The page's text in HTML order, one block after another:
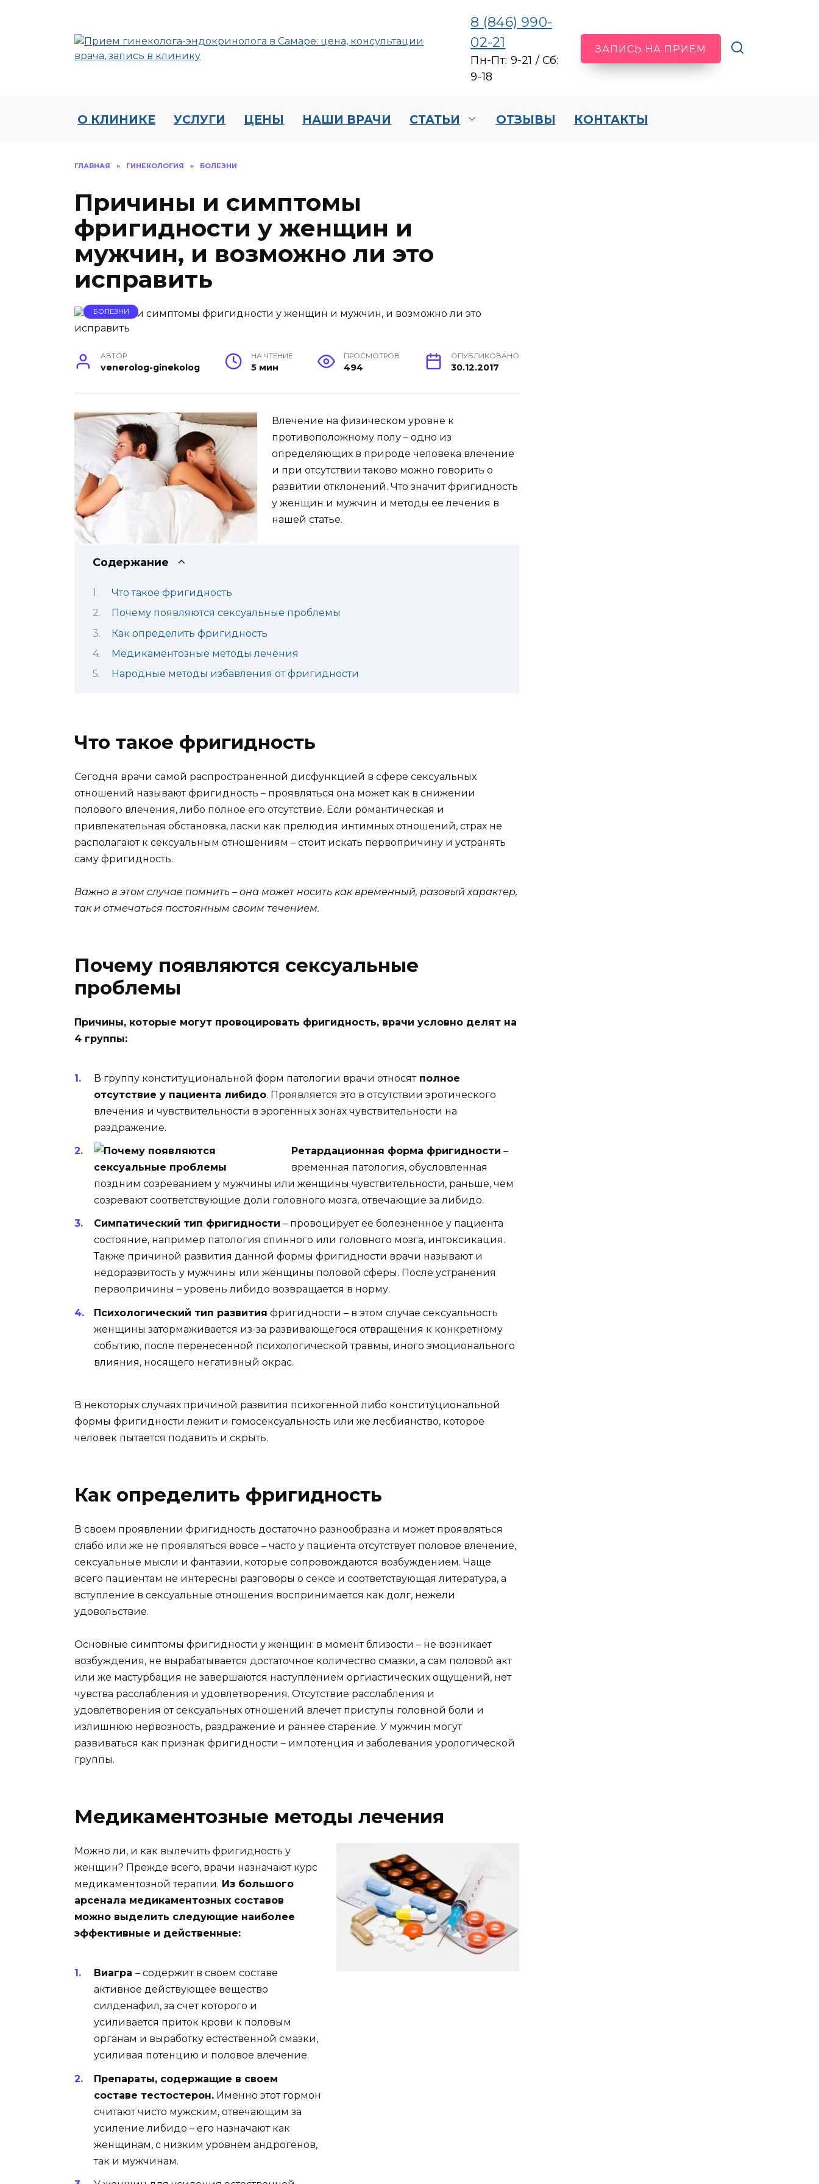
8 (846) 990-
02-21
Пн-Пт: 9-21 / Сб:
9-18
ЗАПИСЬ НА ПРИЕМ
О КЛИНИКЕ УСЛУГИ ЦЕНЫ НАШИ ВРАЧИ СТАТЬИ ОТЗЫВЫ КОНТАКТЫ
ГЛАВНАЯ » ГИНЕКОЛОГИЯ » БОЛЕЗНИ
Причины и симптомы
фригидности у женщин и
мужчин, и возможно ли это
исправить
БОЛЕЗНИ
АВТОР
venerolog-ginekolog
НА ЧТЕНИЕ
5 мин
ПРОСМОТРОВ
494
ОПУБЛИКОВАНО
30.12.2017
Влечение на физическом уровне к
противоположному полу – одно из
определяющих в природе человека влечение
и при отсутствии таково можно говорить о
развитии отклонений. Что значит фригидность
у женщин и мужчин и методы ее лечения в
нашей статье.
Содержание
Что такое фригидность
Почему появляются сексуальные проблемы
Как определить фригидность
Медикаментозные методы лечения
Народные методы избавления от фригидности
Что такое фригидность
Сегодня врачи самой распространенной дисфункцией в сфере сексуальных
отношений называют фригидность – проявляться она может как в снижении
полового влечения, либо полное его отсутствие. Если романтическая и
привлекательная обстановка, ласки как прелюдия интимных отношений, страх не
располагают к сексуальным отношениям – стоит искать первопричину и устранять
саму фригидность.
Важно в этом случае помнить – она может носить как временный, разовый характер,
так и отмечаться постоянным своим течением.
Почему появляются сексуальные
проблемы
Причины, которые могут провоцировать фригидность, врачи условно делят на
4 группы:
В группу конституциональной форм патологии врачи относятполное
отсутствие у пациента либидо. Проявляется это в отсутствии эротического
влечения и чувствительности в эрогенных зонах чувствительности на
раздражение.
Ретардационная форма фригидности –
временная патология, обусловленная
поздним созреванием у мужчины или женщины чувствительности, раньше, чем
созревают соответствующие доли головного мозга, отвечающие за либидо.
Симпатический тип фригидности – провоцирует ее болезненное у пациента
состояние, например патология спинного или головного мозга, интоксикация.
Также причиной развития данной формы фригидности врачи называют и
недоразвитость у мужчины или женщины половой сферы. После устранения
первопричины – уровень либидо возвращается в норму.
Психологический тип развития фригидности – в этом случае сексуальность
женщины затормаживается из-за развивающегося отвращения к конкретному
событию, после перенесенной психологической травмы, иного эмоционального
влияния, носящего негативный окрас.
В некоторых случаях причиной развития психогенной либо конституциональной
формы фригидности лежит и гомосексуальность или же лесбиянство, которое
человек пытается подавить и скрыть.
Как определить фригидность
В своем проявлении фригидность достаточно разнообразна и может проявляться
слабо или же не проявляться вовсе – часто у пациента отсутствует половое влечение,
сексуальные мысли и фантазии, которые сопровождаются возбуждением. Чаще
всего пациентам не интересны разговоры о сексе и соответствующая литература, а
вступление в сексуальные отношения воспринимается как долг, нежели
удовольствие.
Основные симптомы фригидности у женщин: в момент близости – не возникает
возбуждения, не вырабатывается достаточное количество смазки, а сам половой акт
или же мастурбация не завершаются наступлением оргиастических ощущений, нет
чувства расслабления и удовлетворения. Отсутствие расслабления и
удовлетворения от сексуальных отношений влечет приступы головной боли и
излишнюю нервозность, раздражение и раннее старение. У мужчин могут
развиваться как признак фригидности – импотенция и заболевания урологической
группы.
Медикаментозные методы лечения
Можно ли, и как вылечить фригидность у
женщин? Прежде всего, врачи назначают курс
медикаментозной терапии. Из большого
арсенала медикаментозных составов
можно выделить следующие наиболее
эффективные и действенные:
Виагра – содержит в своем составе
активное действующее вещество
силденафил, за счет которого и
усиливается приток крови к половым
органам и выработку естественной смазки,
усиливая потенцию и половое влечение.
Препараты, содержащие в своем
составе тестостерон. Именно этот гормон
считают чисто мужским, отвечающим за
усиление либидо – его назначают как
женщинам, с низким уровнем андрогенов,
так и мужчинам.